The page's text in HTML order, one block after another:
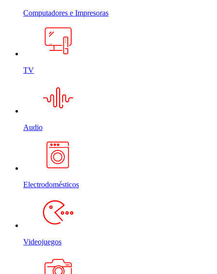
Computadores e Impresoras
TV
Audio
Electrodomésticos
Videojuegos